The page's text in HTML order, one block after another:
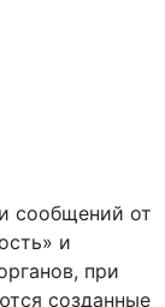
сообщений от
и
при
созданные